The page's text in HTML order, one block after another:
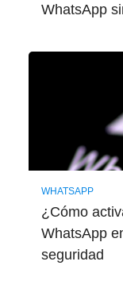
WhatsApp
WHATSAPP
¿Cómo
WhatsApp
seguridad